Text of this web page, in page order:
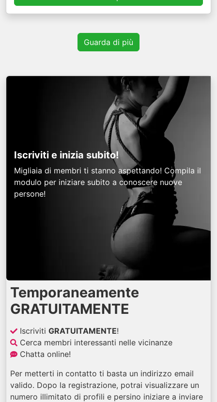
Guarda di più
Iscriviti e inizia subito!
Migliaia di membri ti stanno aspettando! Compila il
modulo per iniziare subito a conoscere nuove
persone!
Temporaneamente
GRATUITAMENTE
Iscriviti GRATUITAMENTE!
Cerca membri interessanti nelle vicinanze
Chatta online!
Per metterti in contatto ti basta un indirizzo email
valido. Dopo la registrazione, potrai visualizzare un
numero illimitato di profili e persino iniziare a inviare